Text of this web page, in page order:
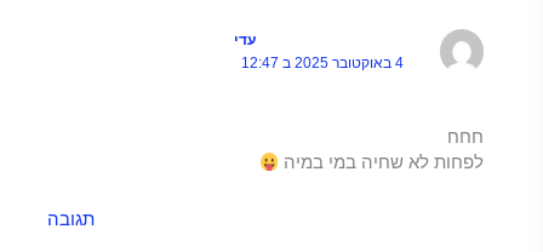
עדי
4 באוקטובר 2025 ב 12:47
חחח
לפחות לא שחיה במי במיה
תגובה